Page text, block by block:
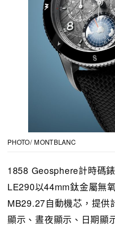
PHOTO/ MONTBLANC
1858 Geosphere計時碼
LE290以44mm鈦金屬無
MB29.27自動機芯，提供
顯示、晝夜顯示、日期顯